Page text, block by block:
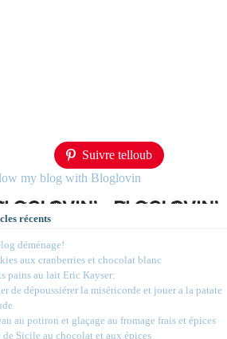
Suivre telloub
my blog with Bloglovin
récents
déménage!
aux cranberries et chocolat blanc
pains au lait Eric Kayser:
de dépoussiérer la miséricorde et jouer a la patate
au potiron et glaçage au fromage frais et épices
de Sicile au chocolat et aux épices